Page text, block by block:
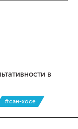
в
#сан-хосе